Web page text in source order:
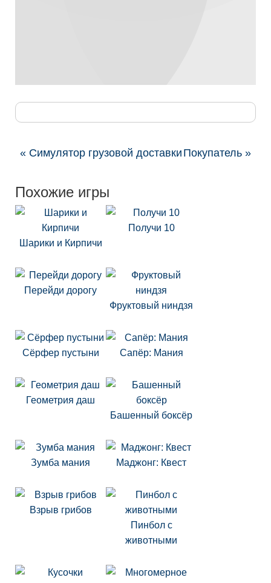
« Симулятор грузовой доставки Покупатель »
Похожие игры
Шарики и Кирпичи
Получи 10
Перейди дорогу
Фруктовый ниндзя
Сёрфер пустыни Сапёр: Мания
Геометрия даш
Башенный боксёр
Зумба мания Маджонг: Квест
Взрыв грибов
Пинбол с
животными